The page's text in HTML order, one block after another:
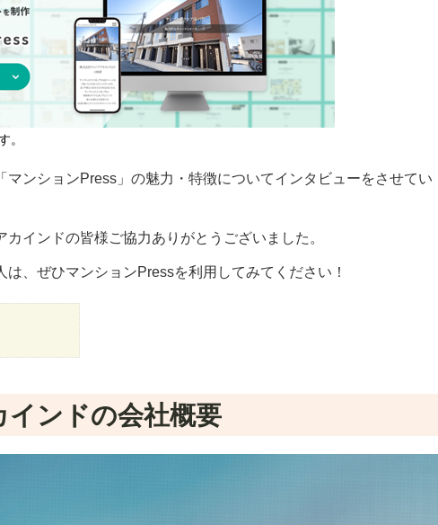
。
ンションPress」の魅力・特徴についてインタビューをさせてい
インドの皆様ご協力ありがとうございました。
、ぜひマンションPressを利用してみてください！
ンドの会社概要